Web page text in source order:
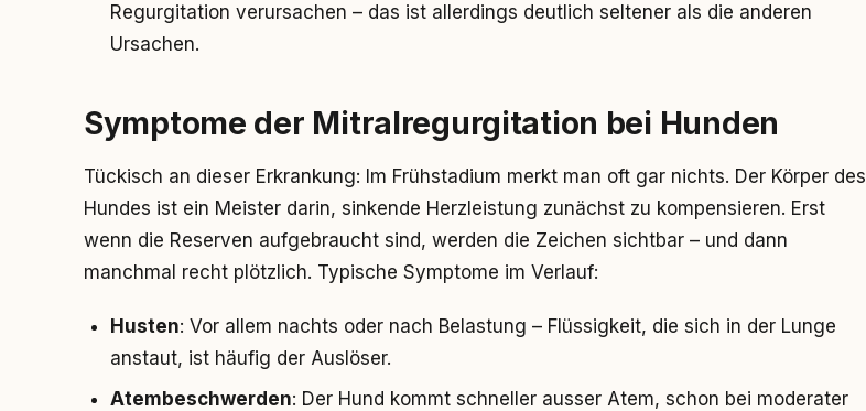
Regurgitation verursachen – das ist allerdings deutlich seltener als die anderen
Ursachen.
Symptome der Mitralregurgitation bei Hunden
Tückisch an dieser Erkrankung: Im Frühstadium merkt man oft gar nichts. Der Körper des
Hundes ist ein Meister darin, sinkende Herzleistung zunächst zu kompensieren. Erst
wenn die Reserven aufgebraucht sind, werden die Zeichen sichtbar – und dann
manchmal recht plötzlich. Typische Symptome im Verlauf:
Husten: Vor allem nachts oder nach Belastung – Flüssigkeit, die sich in der Lunge
anstaut, ist häufig der Auslöser.
Atembeschwerden: Der Hund kommt schneller ausser Atem, schon bei moderater